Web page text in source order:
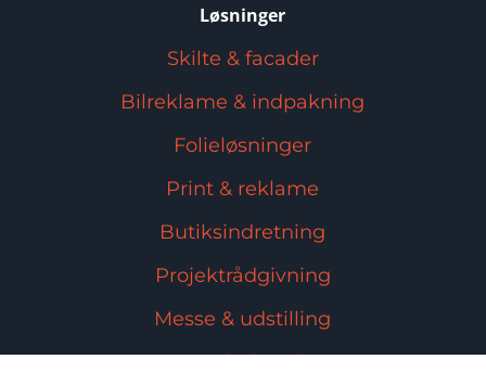
Løsninger
Skilte & facader
Bilreklame & indpakning
Folieløsninger
Print & reklame
Butiksindretning
Projektrådgivning
Messe & udstilling
Kontorindretning